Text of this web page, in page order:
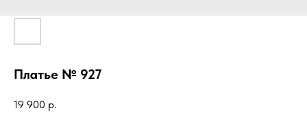
Платье № 927
19 900 р.